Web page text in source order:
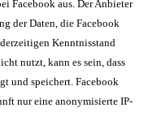
Facebook aus. Der Anbieter
der Daten, die Facebook
Kenntnisstand
nutzt, kann es sein, dass
und speichert. Facebook
nur eine anonymisierte IP-